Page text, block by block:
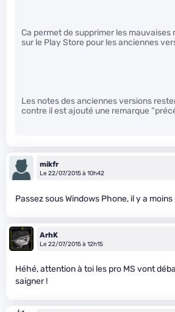
Ca permet de supprimer les
sur le Play Store pour les anciennes
Les notes des anciennes versions
contre il est ajouté une remarque
mikfr
Le 22/07/2015 à 10h42
Passez sous Windows Phone, il y a
ArhK
Le 22/07/2015 à 12h15
Héhé, attention à toi les pro MS vont
saigner !